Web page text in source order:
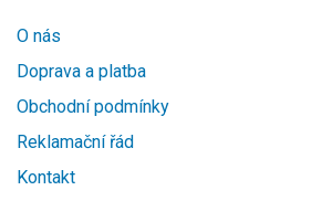
O nás
Doprava a platba
Obchodní podmínky
Reklamační řád
Kontakt